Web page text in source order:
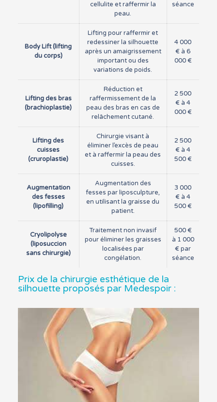
cellulite et raffermir la
peau.
séance
Body Lift (lifting
du corps)
Lifting pour raffermir et
redessiner la silhouette
après un amaigrissement
important ou des
variations de poids.
4 000
€ à 6
000 €
Lifting des bras
(brachioplastie)
Réduction et
raffermissement de la
peau des bras en cas de
relâchement cutané.
2 500
€ à 4
000 €
Lifting des
cuisses
(cruroplastie)
Chirurgie visant à
éliminer l’excès de peau
et à raffermir la peau des
cuisses.
2 500
€ à 4
500 €
Augmentation
des fesses
(lipofilling)
Augmentation des
fesses par liposculpture,
en utilisant la graisse du
patient.
3 000
€ à 4
500 €
Cryolipolyse
(liposuccion
sans chirurgie)
Traitement non invasif
pour éliminer les graisses
localisées par
congélation.
500 €
à 1 000
€ par
séance
Prix de la chirurgie esthétique de la
silhouette proposés par Medespoir :